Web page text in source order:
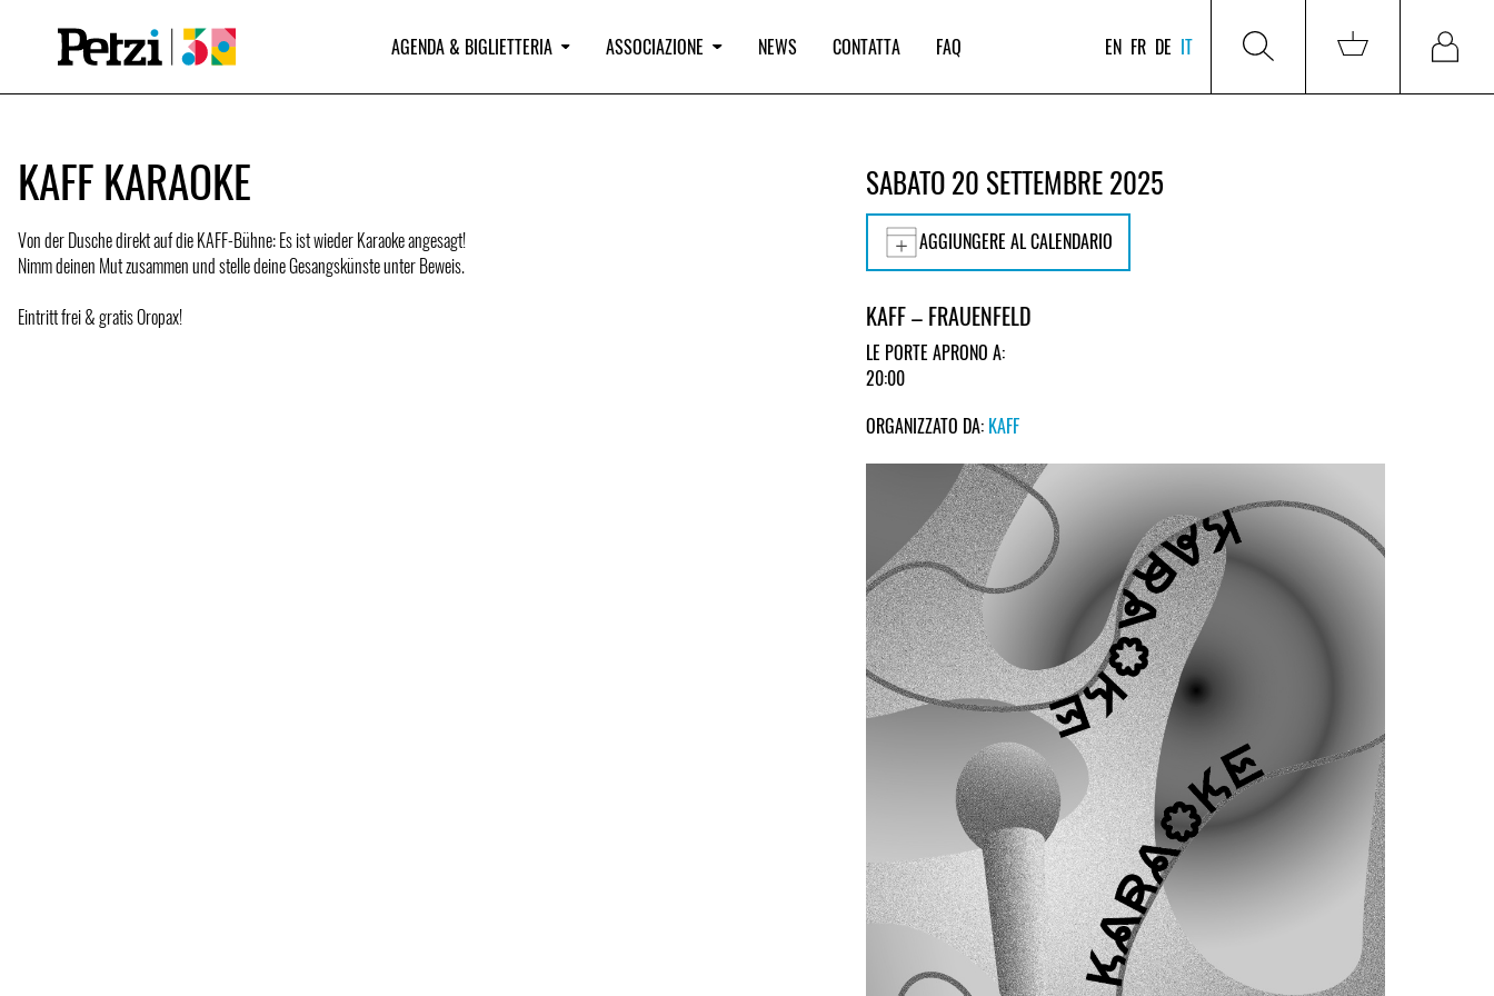
AGENDA & BIGLIETTERIA ASSOCIAZIONE NEWS CONTATTA FAQ EN FR DE IT
KAFF KARAOKE
Von der Dusche direkt auf die KAFF-Bühne: Es ist wieder Karaoke angesagt!
Nimm deinen Mut zusammen und stelle deine Gesangskünste unter Beweis.
Eintritt frei & gratis Oropax!
SABATO 20 SETTEMBRE 2025
AGGIUNGERE AL CALENDARIO
KAFF – FRAUENFELD
LE PORTE APRONO A:
20:00
ORGANIZZATO DA: KAFF